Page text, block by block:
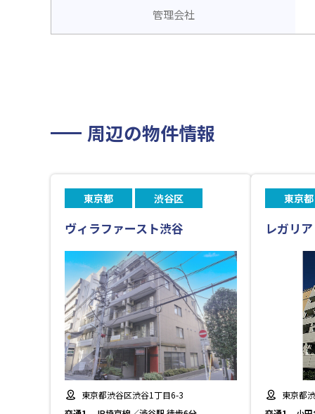
管理会社
周辺の物件情報
東京都 渋谷区
ヴィラファースト渋谷
東京都渋谷区渋谷1丁目6-3
東京都
レガリ
東京都